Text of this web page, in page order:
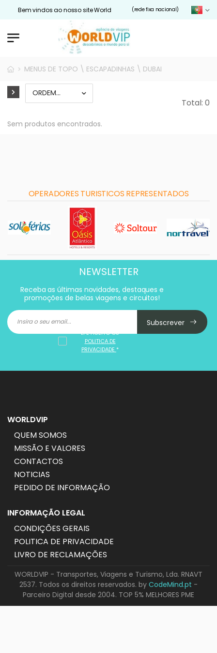
Bem vindos ao nosso site Worldvip.pt (rede fixa nacional)
MENUS DE TOPO \ ESCAPADINHAS \ DUBAI
Total: 0
Sem produtos encontrados.
OPERADORES TURISTICOS REPRESENTADOS
NEWSLETTER
Receba as últimas novidades, destaques e
promoções de belas viagens e circuitos!
Subscrever
LI E ACEITO OS
POLITICA DE
PRIVACIDADE *
WORLDVIP
QUEM SOMOS
MISSÃO E VALORES
CONTACTOS
NOTICIAS
PEDIDO DE INFORMAÇÃO
INFORMAÇÃO LEGAL
CONDIÇÕES GERAIS
POLITICA DE PRIVACIDADE
LIVRO DE RECLAMAÇÕES
WORLDVIP - Transportes, Viagens e Turismo, Lda. RNAVT
2537. Todos os direitos reservados. by CodeMind.pt -
Parceiro Digital desde 2004. TOP 5% MELHORES PME